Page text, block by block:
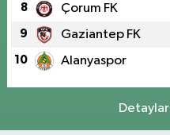
8 Çorum FK
9 Gaziantep FK
10 Alanyaspor
Detaylar